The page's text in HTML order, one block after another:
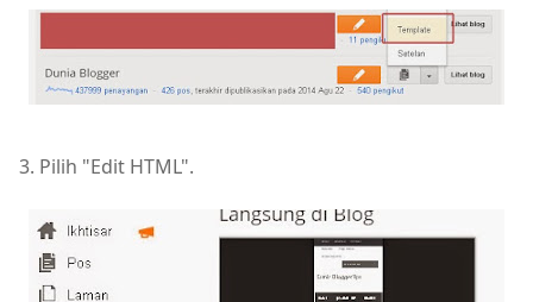
3. Pilih "Edit HTML".